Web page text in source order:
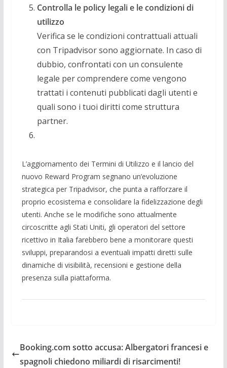
Controlla le policy legali e le condizioni di
utilizzo
Verifica se le condizioni contrattuali attuali
con Tripadvisor sono aggiornate. In caso di
dubbio, confrontati con un consulente
legale per comprendere come vengono
trattati i contenuti pubblicati dagli utenti e
quali sono i tuoi diritti come struttura
partner.
L’aggiornamento dei Termini di Utilizzo e il lancio del
nuovo Reward Program segnano un’evoluzione
strategica per Tripadvisor, che punta a rafforzare il
proprio ecosistema e consolidare la fidelizzazione degli
utenti. Anche se le modifiche sono attualmente
circoscritte agli Stati Uniti, gli operatori del settore
ricettivo in Italia farebbero bene a monitorare questi
sviluppi, preparandosi a eventuali impatti diretti sulle
dinamiche di visibilità, recensioni e gestione della
presenza sulla piattaforma.
Booking.com sotto accusa: Albergatori francesi e
spagnoli chiedono miliardi di risarcimenti!